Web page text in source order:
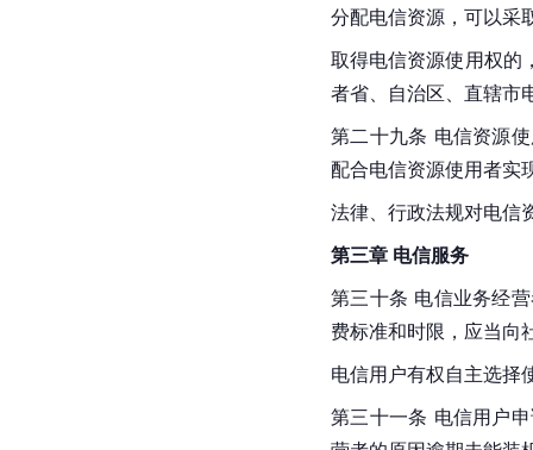
分配电信资源，可以采
取得电信资源使用权的
者省、自治区、直辖市
第二十九条 电信资源
配合电信资源使用者实
法律、行政法规对电信
第三章 电信服务
第三十条 电信业务经
费标准和时限，应当向
电信用户有权自主选择
第三十一条 电信用户